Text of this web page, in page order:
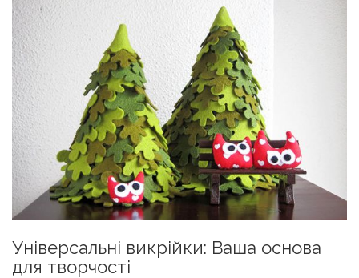
Універсальні викрійки: Ваша основа
для творчості